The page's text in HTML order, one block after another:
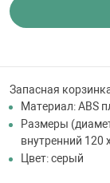
бассейна
материалы
Запасная
Материал: ABS
Размеры
внутренний
Цвет: серый